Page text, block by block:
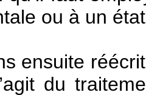
ou à un
ensuite
du